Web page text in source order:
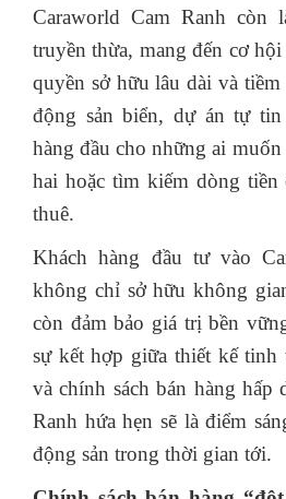
Caraworld Cam Ranh còn
truyền thừa, mang đến cơ
quyền sở hữu lâu dài và
động sản biển, dự án tự
hàng đầu cho những ai
hai hoặc tìm kiếm dòng
thuê.
Khách hàng đầu tư vào
không chỉ sở hữu không
còn đảm bảo giá trị bền
sự kết hợp giữa thiết kế
và chính sách bán hàng hấp
Ranh hứa hẹn sẽ là điểm
động sản trong thời gian tới.